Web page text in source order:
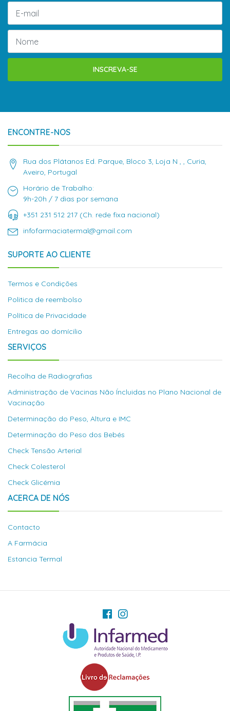
INSCREVA-SE
ENCONTRE-NOS
Rua dos Plátanos Ed. Parque, Bloco 3, Loja N , , Curia,
Aveiro, Portugal
Horário de Trabalho:
9h-20h / 7 dias por semana
+351 231 512 217 (Ch. rede fixa nacional)
infofarmaciatermal@gmail.com
SUPORTE AO CLIENTE
Termos e Condições
Politica de reembolso
Política de Privacidade
Entregas ao domícilio
SERVIÇOS
Recolha de Radiografias
Administração de Vacinas Não Íncluidas no Plano Nacional de
Vacinação
Determinação do Peso, Altura e IMC
Determinação do Peso dos Bebés
Check Tensão Arterial
Check Colesterol
Check Glicémia
ACERCA DE NÓS
Contacto
A Farmácia
Estancia Termal